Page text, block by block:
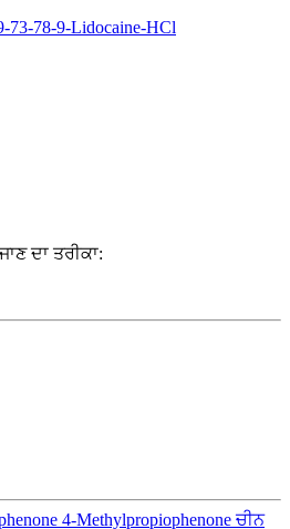
ਦਾ ਤਰੀਕਾ:
4-Methylpropiophenone ਚੀਨ